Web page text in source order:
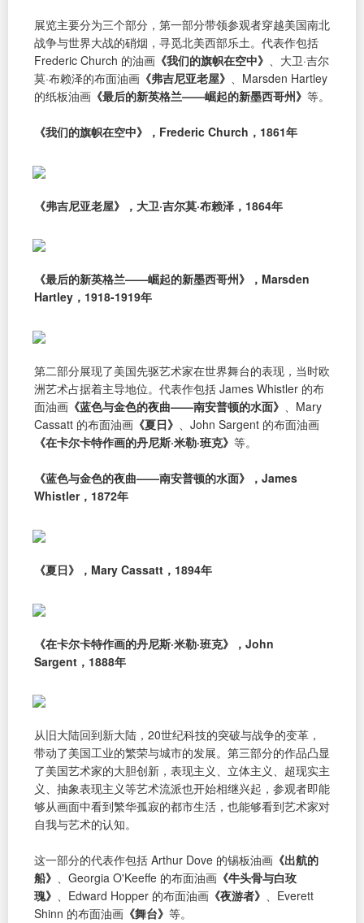
展览主要分为三个部分，第一部分带领参观者穿越美国南北
战争与世界大战的硝烟，寻觅北美西部乐土。代表作包括
Frederic Church 的油画 《我们的旗帜在空中》
、大卫·吉尔
莫·布赖泽的布面油画 《弗吉尼亚老屋》
、Marsden Hartley
的纸板油画 《最后的新英格兰——崛起的新墨西哥州》 等。
《我们的旗帜在空中》，Frederic Church，1861年
《弗吉尼亚老屋》，大卫·吉尔莫·布赖泽，1864年
《最后的新英格兰——崛起的新墨西哥州》，Marsden
Hartley，1918-1919年
第二部分展现了美国先驱艺术家在世界舞台的表现，当时欧
洲艺术占据着主导地位。代表作包括 James Whistler 的布
面油画 《蓝色与金色的夜曲——南安普顿的水面》 、Mary
Cassatt 的布面油画 《夏日》 、John Sargent 的布面油画
《在卡尔卡特作画的丹尼斯·米勒·班克》 等。
《蓝色与金色的夜曲——南安普顿的水面》，James
Whistler，1872年
《夏日》，Mary Cassatt，1894年
《在卡尔卡特作画的丹尼斯·米勒·班克》，John
Sargent，1888年
从旧大陆回到新大陆，20世纪科技的突破与战争的变革，
带动了美国工业的繁荣与城市的发展。第三部分的作品凸显
了美国艺术家的大胆创新，表现主义、立体主义、超现实主
义、抽象表现主义等艺术流派也开始相继兴起，参观者即能
够从画面中看到繁华孤寂的都市生活，也能够看到艺术家对
自我与艺术的认知。
这一部分的代表作包括 Arthur Dove 的锡板油画 《出航的
船》 、Georgia O'Keeffe 的布面油画 《牛头骨与白玫
瑰》 、Edward Hopper 的布面油画 《夜游者》 、Everett
Shinn 的布面油画 《舞台》 等。